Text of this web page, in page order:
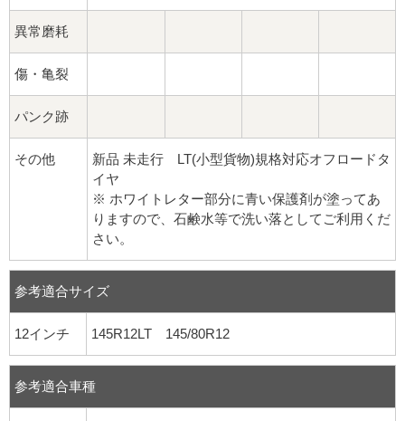
異常磨耗
傷・亀裂
パンク跡
その他
新品 未走行 LT(小型貨物)規格対応オフロードタ
イヤ
※ ホワイトレター部分に青い保護剤が塗ってあ
りますので、石鹸水等で洗い落としてご利用くだ
さい。
参考適合サイズ
12インチ 145R12LT 145/80R12
参考適合車種